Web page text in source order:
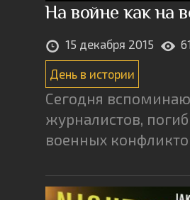
На войне как на
15 декабря 2015
День в истории
Сегодня
журналистов,
военных